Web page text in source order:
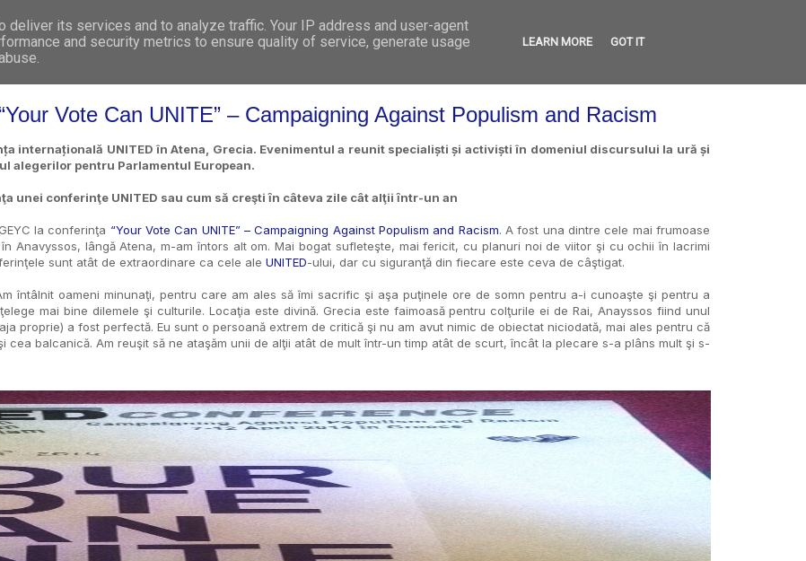
CONTACT
GET INVOLVED
WHAT WE DO
WHO WE ARE
Vote Can UNITE” – Campaigning Against Populism and Racism
internațională UNITED în Atena, Grecia. Evenimentul a reunit specialiști și activiști în domeniul discursului la ură și
alegerilor pentru Parlamentul European.
unei conferinţe UNITED sau cum să creşti ȋn câteva zile cât alţii ȋntr-un an
la conferinţa “Your Vote Can UNITE” – Campaigning Against Populism and Racism. A fost una dintre cele mai frumoase
Anavyssos, lângă Atena, m-am întors alt om. Mai bogat sufleteşte, mai fericit, cu planuri noi de viitor şi cu ochii în lacrimi
sunt atât de extraordinare ca cele ale UNITED-ului, dar cu siguranţă din fiecare este ceva de câştigat.
întâlnit oameni minunaţi, pentru care am ales să îmi sacrific şi aşa puţinele ore de somn pentru a-i cunoaşte şi pentru a
mai bine dilemele şi culturile. Locaţia este divină. Grecia este faimoasă pentru colţurile ei de Rai, Anayssos fiind unul
proprie) a fost perfectă. Eu sunt o persoană extrem de critică şi nu am avut nimic de obiectat niciodată, mai ales pentru că
cea balcanică. Am reuşit să ne ataşăm unii de alţii atât de mult într-un timp atât de scurt, încât la plecare s-a plâns mult şi s-
its services and to analyze traffic. Your IP address and user-agent
and security metrics to ensure quality of service, generate usage
LEARN MORE GOT IT